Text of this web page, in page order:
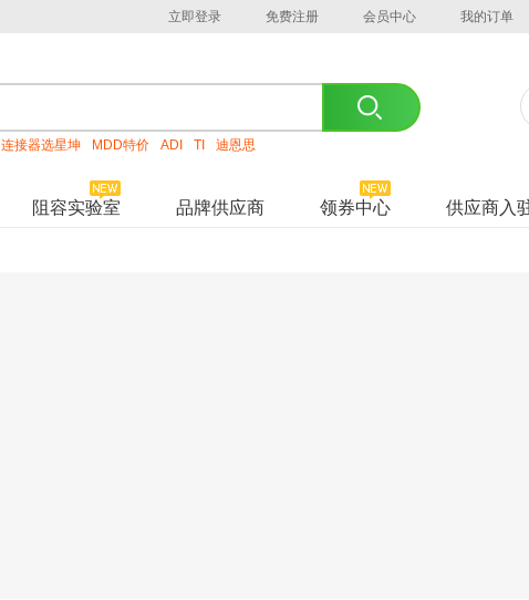
立即登录 免费注册 会员中心 我的订单
连接器选星坤 MDD特价 ADI TI 迪恩思
阻容实验室 品牌供应商 领券中心 供应商入